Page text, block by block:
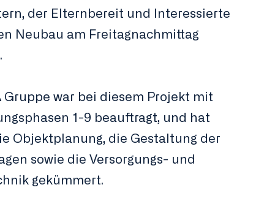
der Elternbereit und Interessierte
Neubau am Freitagnachmittag
Gruppe war bei diesem Projekt mit
1-9 beauftragt, und hat
Objektplanung, die Gestaltung der
sowie die Versorgungs- und
gekümmert.